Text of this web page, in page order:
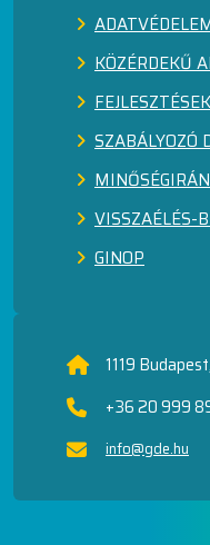
KÖZÉRDEKŰ
FEJLESZTÉSEK
SZABÁLYOZÓ
VISSZAÉLÉS-
GINOP
1119
+36 20 999
info@gde.hu